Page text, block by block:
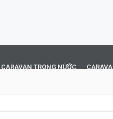
CARAVAN TRONG NƯỚC